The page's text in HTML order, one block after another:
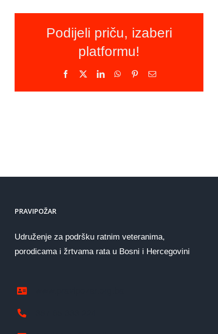
Podijeli priču, izaberi
platformu!
Facebook LinkedInWhatsApp
PinterestEmail
PRAVIPOŽAR
Udruženje za podršku ratnim veteranima,
porodicama i žrtvama rata u Bosni i Hercegovini